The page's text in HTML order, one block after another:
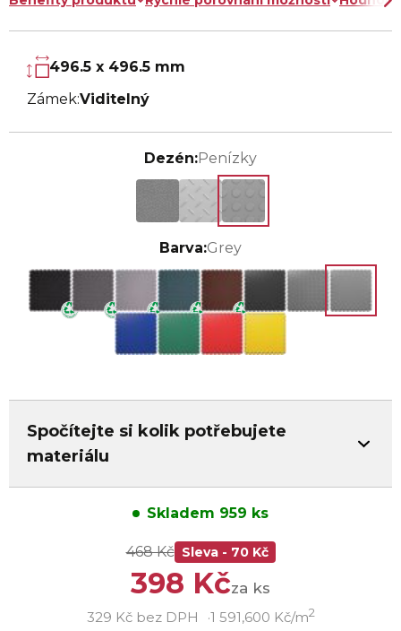
496.5 x 496.5 mm
Zámek:Viditelný
Dezén:Penízky
Barva:Grey
Spočítejte si kolik potřebujete
materiálu
Skladem 959 ks
468 Kč Sleva - 70 Kč
398 Kčza ks
329 Kč bez DPH 1 591,600 Kč/m2